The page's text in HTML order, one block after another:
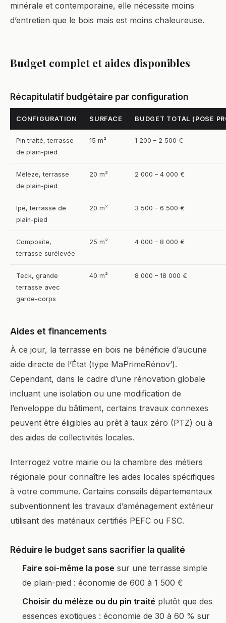
minérale et contemporaine, elle nécessite moins
d’entretien que le bois mais est moins chaleureuse.
Budget complet et aides disponibles
Récapitulatif budgétaire par configuration
CONFIGURATION SURFACE BUDGET TOTAL (POSE
Pin traité, terrasse
de plain-pied
15 m² 1 200 – 2 500 €
Mélèze, terrasse
de plain-pied
20 m² 2 000 – 4 000 €
Ipé, terrasse de
plain-pied
20 m² 3 500 – 6 500 €
Composite,
terrasse surélevée
25 m² 4 000 – 8 000 €
Teck, grande
terrasse avec
garde-corps
40 m² 8 000 – 18 000 €
Aides et financements
À ce jour, la terrasse en bois ne bénéficie d’aucune
aide directe de l’État (type MaPrimeRénov’).
Cependant, dans le cadre d’une rénovation globale
incluant une isolation ou une modification de
l’enveloppe du bâtiment, certains travaux connexes
peuvent être éligibles au prêt à taux zéro (PTZ) ou à
des aides de collectivités locales.
Interrogez votre mairie ou la chambre des métiers
régionale pour connaître les aides locales spécifiques
à votre commune. Certains conseils départementaux
subventionnent les travaux d’aménagement extérieur
utilisant des matériaux certifiés PEFC ou FSC.
Réduire le budget sans sacrifier la qualité
Faire soi-même la pose sur une terrasse simple
de plain-pied : économie de 600 à 1 500 €
Choisir du mélèze ou du pin traité plutôt que des
essences exotiques : économie de 30 à 60 % sur